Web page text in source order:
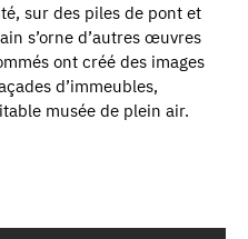
sur des piles de pont et
s’orne d’autres œuvres
ont créé des images
d’immeubles,
musée de plein air.